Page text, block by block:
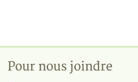
Pour nous joindre